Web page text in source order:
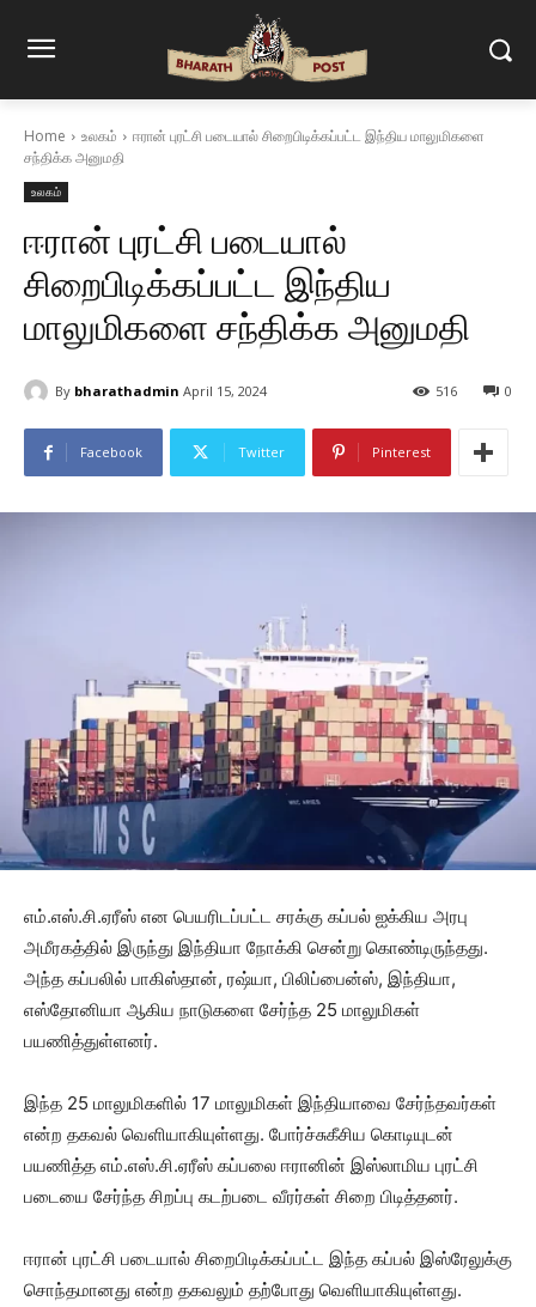
Home உலகம்
ஈரான் புரட்சி படையால் சிறைபிடிக்கப்பட்ட இந்திய மாலுமிகளை
சந்திக்க அனுமதி
உலகம்
ஈரான் புரட்சி படையால்
சிறைபிடிக்கப்பட்ட இந்திய
மாலுமிகளை சந்திக்க அனுமதி
By bharathadmin April 15, 2024 0
516
Facebook Twitter Pinterest
எம்.எஸ்.சி.ஏரீஸ் என பெயரிடப்பட்ட சரக்கு கப்பல் ஐக்கிய அரபு
அமீரகத்தில் இருந்து இந்தியா நோக்கி சென்று கொண்டிருந்தது.
அந்த கப்பலில் பாகிஸ்தான், ரஷ்யா, பிலிப்பைன்ஸ், இந்தியா,
எஸ்தோனியா ஆகிய நாடுகளை சேர்ந்த 25 மாலுமிகள்
பயணித்துள்ளனர்.
இந்த 25 மாலுமிகளில் 17 மாலுமிகள் இந்தியாவை சேர்ந்தவர்கள்
என்ற தகவல் வெளியாகியுள்ளது. போர்ச்சுகீசிய கொடியுடன்
பயணித்த எம்.எஸ்.சி.ஏரீஸ் கப்பலை ஈரானின் இஸ்லாமிய புரட்சி
படையை சேர்ந்த சிறப்பு கடற்படை வீரர்கள் சிறை பிடித்தனர்.
ஈரான் புரட்சி படையால் சிறைபிடிக்கப்பட்ட இந்த கப்பல் இஸ்ரேலுக்கு
சொந்தமானது என்ற தகவலும் தற்போது வெளியாகியுள்ளது.